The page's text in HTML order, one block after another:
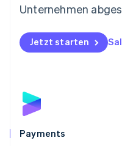
Unternehmen
Jetzt starten
Payments
Österreich
Polen
English
Portugal
Schweden
Schweiz